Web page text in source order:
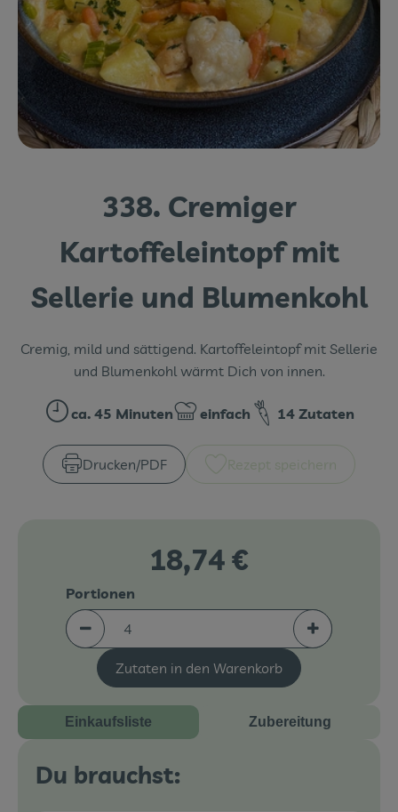
Themenwelten
Obst & Gemüse
Frischetheke
Vorratskammer
Service
Blog
338. Cremiger
Kartoffeleintopf mit
Sellerie und Blumenkohl
Cremig, mild und sättigend. Kartoffeleintopf mit Sellerie
und Blumenkohl wärmt Dich von innen.
Zubreitungszeit:
ca. 45 Minuten
Schwierigkeit:
einfach 14 Zutaten
Drucken​/​PDF Rezept speichern
18,74 €
Portionen verringern (aktuell 4 Portionen
Portionen
Portionen
Zutaten in den Warenkorb
Einkaufsliste Zubereitung
Du brauchst: